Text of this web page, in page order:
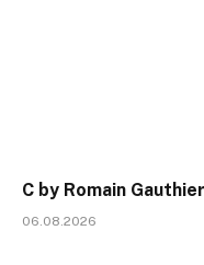
C by Romain
06.08.2026